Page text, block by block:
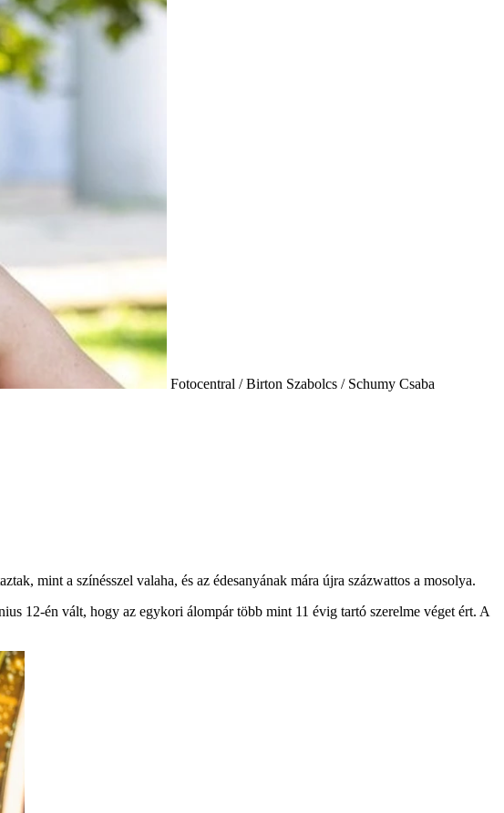
Fotocentral / Birton Szabolcs / Schumy Csaba
mint a színésszel valaha, és az édesanyának mára újra százwattos a mosolya.
12-én vált, hogy az egykori álompár több mint 11 évig tartó szerelme véget ért. A